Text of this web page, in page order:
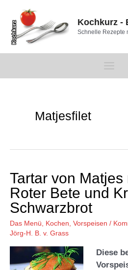
Inhalt
springen
Kochkurz -
Schnelle Rezepte
Main
Matjesfilet
Tartar von Matjes
Roter Bete und
Schwarzbrot
Das Menü Kochen Vorspeisen /
Jörg-H. B. v. Grass
Diese